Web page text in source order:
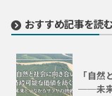
おすすめ記事を読む
「自
──未来